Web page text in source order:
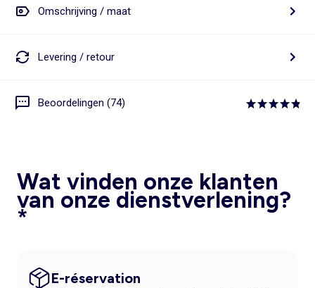
Omschrijving / maat
Levering / retour
Beoordelingen (74)
Wat vinden onze klanten
van onze dienstverlening?
*
E-réservation